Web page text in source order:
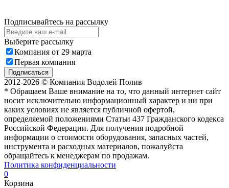
Подписывайтесь на рассылку
Выберите рассылку
Компания от 29 марта
Первая компания
Подписаться
2012-2026 © Компания Водолей Полив
* Обращаем Ваше внимание на то, что данный интернет сайт
носит исключительно информационный характер и ни при
каких условиях не является публичной офертой,
определяемой положениями Статьи 437 Гражданского кодекса
Российской Федерации. Для получения подробной
информации о стоимости оборудования, запасных частей,
инструмента и расходных материалов, пожалуйста
обращайтесь к менеджерам по продажам.
Политика конфиденциальности
0
Корзина